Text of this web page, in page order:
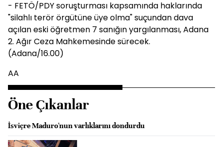
- FETÖ/PDY soruşturması kapsamında haklarında
"silahlı terör örgütüne üye olma" suçundan dava
açılan eski öğretmen 7 sanığın yargılanması, Adana
2. Ağır Ceza Mahkemesinde sürecek.
(Adana/16.00)
AA
Öne Çıkanlar
İsviçre Maduro'nun varlıklarını dondurdu